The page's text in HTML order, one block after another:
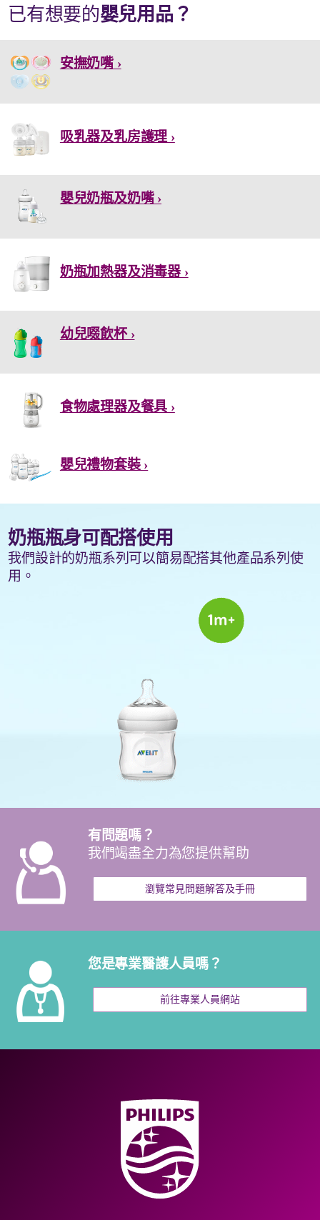
已有想要的嬰兒用品？
安撫奶嘴 ›
吸乳器及乳房護理 ›
嬰兒奶瓶及奶嘴 ›
奶瓶加熱器及消毒器 ›
幼兒啜飲杯 ›
食物處理器及餐具 ›
嬰兒禮物套裝 ›
奶瓶瓶身可配搭使用
我們設計的奶瓶系列可以簡易配搭其他產品系列使
用。
有問題嗎？
我們竭盡全力為您提供幫助
瀏覽常見問題解答及手冊
您是專業醫護人員嗎？
前往專業人員網站